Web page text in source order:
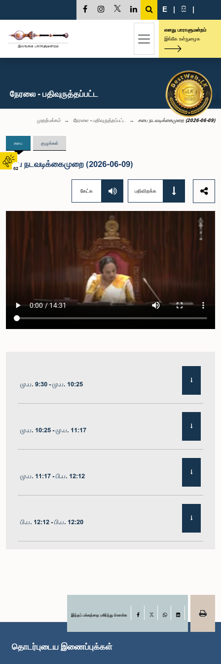
02
E | සි |
எனது பாராளுமன்றம்
இங்கே உள்நுழைக
நேரலை - பதிவுருத்தப்பட்ட
முதற்பக்கம் நேரலை - பதிவுருத்தப்பட்ட சபை நடவடிக்கைமுறை (2026-06-09)
சபை குழுக்கள்
சபை நடவடிக்கைமுறை (2026-06-09)
கேட்க பதிவிறக்க
மு.ப. 9:30 - மு.ப. 10:25
மு.ப. 10:25 - மு.ப. 11:17
மு.ப. 11:17 - பி.ப. 12:12
பி.ப. 12:12 - பி.ப. 12:20
பி.ப. 1:00 - பி.ப. 1:07இந்தப் பக்கத்தை பகிர்ந்து கொள்க Facebook
LinkedIn
தொடர்புடைய இணைப்புக்கள்